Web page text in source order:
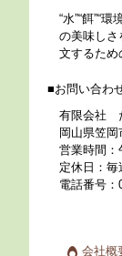
“水”“餌”“
の美味しさ
文するため
お問い合わ
有限会社
岡山県笠
営業時間：
定休日：
電話番号：
会社概